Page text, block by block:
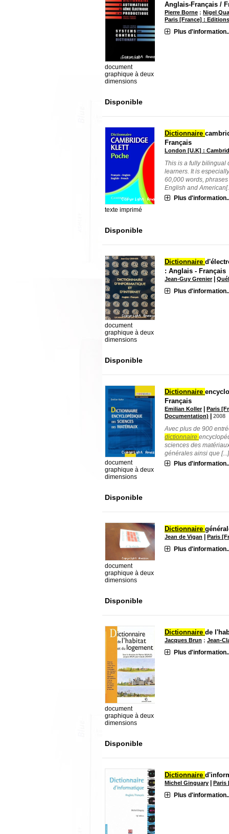
document
graphique à deux
dimensions
Anglais-Français /
Pierre Borne ; Nigel
Paris [France] :
Plus
Disponible
texte imprimé
Dictionnaire
Français
London [U.K] :
This is a fully bilingual
learners. It is
60,000 words,
English and
Plus
Disponible
document
graphique à deux
dimensions
Dictionnaire
: Anglais - Français
Jean-Guy Grenier |
Plus
Disponible
document
graphique à deux
dimensions
Dictionnaire
Français
Emilian Koller |Paris
Documentation)
|2008
Avec plus de 900
dictionnaire
sciences des
générales ainsi que [...]
Plus
Disponible
document
graphique à deux
dimensions
Dictionnaire
Jean de Vigan |Paris
Plus
Disponible
document
graphique à deux
dimensions
Dictionnairede
Jacques Brun ;Jean-
Plus
Disponible
Dictionnaire
Michel Ginguary |Paris
Plus